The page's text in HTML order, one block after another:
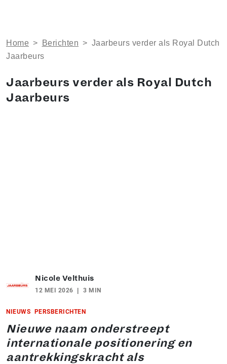
Home > Berichten > Jaarbeurs verder als Royal Dutch
Jaarbeurs
Jaarbeurs verder als Royal Dutch
Jaarbeurs
Nicole Velthuis
12 MEI 2026 3 MIN
NIEUWS PERSBERICHTEN
Nieuwe naam onderstreept
internationale positionering en
aantrekkingskracht als